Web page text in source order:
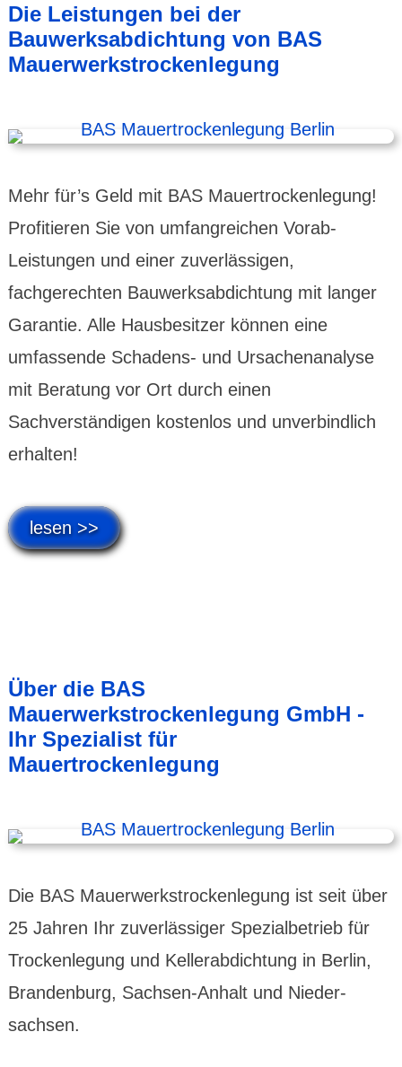
Die Leistungen bei der
Bauwerksabdichtung von BAS
Mauerwerkstrockenlegung
Mehr für’s Geld mit BAS Mauertrockenlegung!
Profitieren Sie von umfangreichen Vorab-
Leistungen und einer zuverlässigen,
fachgerechten Bauwerksabdichtung mit langer
Garantie. Alle Hausbesitzer können eine
umfassende Schadens- und Ursachenanalyse
mit Beratung vor Ort durch einen
Sachverständigen kostenlos und unverbindlich
erhalten!
lesen >>
Über die BAS
Mauerwerkstrockenlegung GmbH -
Ihr Spezialist für
Mauertrockenlegung
Die BAS Mauer­werks­trocken­legung ist seit über
25 Jahren Ihr zuver­lässiger Spezial­betrieb für
Trocken­legung und Kellerab­dichtung in Berlin,
Brandenburg, Sachsen-Anhalt und Nieder­
sachsen.